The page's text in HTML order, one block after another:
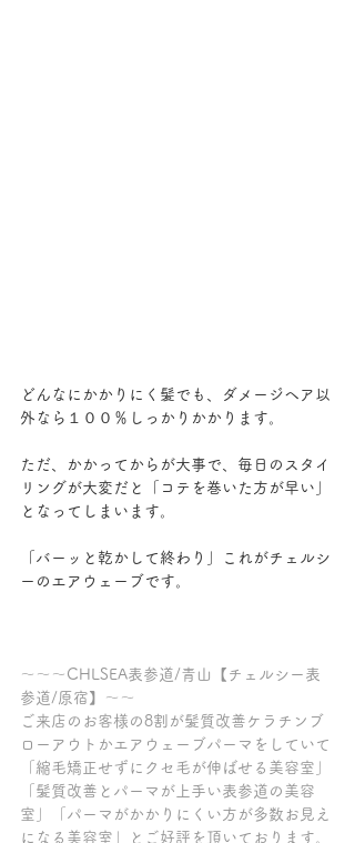
どんなにかかりにく髪でも、ダメージヘア以
外なら１００％しっかりかかります。
ただ、かかってからが大事で、毎日のスタイ
リングが大変だと「コテを巻いた方が早い」
となってしまいます。
「バーッと乾かして終わり」これがチェルシ
ーのエアウェーブです。
～～～CHLSEA表参道/青山【チェルシー表
参道/原宿】～～
ご来店のお客様の8割が髪質改善ケラチンブ
ローアウトかエアウェーブパーマをしていて
「縮毛矯正せずにクセ毛が伸ばせる美容室」
「髪質改善とパーマが上手い表参道の美容
室」「パーマがかかりにくい方が多数お見え
になる美容室」とご好評を頂いております。